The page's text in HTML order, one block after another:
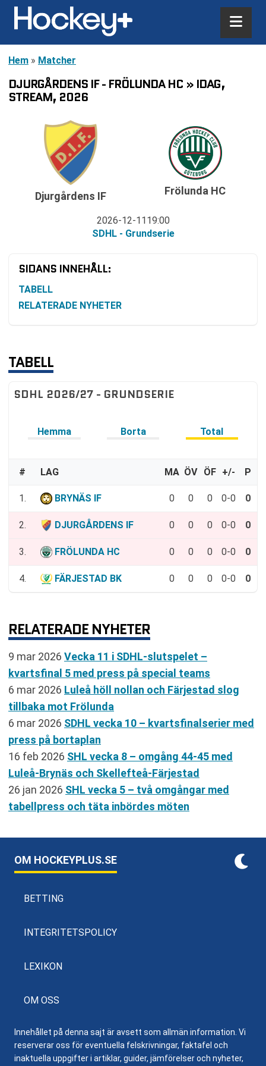
Hem » Matcher
DJURGÅRDENS IF - FRÖLUNDA HC » IDAG,
STREAM, 2026
Djurgårdens IF
2026-12-1119:00
SDHL - Grundserie
Frölunda HC
SIDANS INNEHÅLL:
TABELL
RELATERADE NYHETER
TABELL
SDHL 2026/27 - GRUNDSERIE
Hemma Borta Total
# LAG MA ÖV ÖF +/- P
1. BRYNÄS IF 0 0 0 0-0 0
2. DJURGÅRDENS IF 0 0 0 0-0 0
3. FRÖLUNDA HC 0 0 0 0-0 0
4. FÄRJESTAD BK 0 0 0 0-0 0
RELATERADE NYHETER
9 mar 2026 Vecka 11 i SDHL-slutspelet –
kvartsfinal 5 med press på special teams
6 mar 2026 Luleå höll nollan och Färjestad slog
tillbaka mot Frölunda
6 mar 2026 SDHL vecka 10 – kvartsfinalserier med
press på bortaplan
16 feb 2026 SHL vecka 8 – omgång 44-45 med
Luleå-Brynäs och Skellefteå-Färjestad
26 jan 2026 SHL vecka 5 – två omgångar med
tabellpress och täta inbördes möten
OM HOCKEYPLUS.SE
BETTING
INTEGRITETSPOLICY
LEXIKON
OM OSS
Innehållet på denna sajt är avsett som allmän information. Vi
reserverar oss för eventuella felskrivningar, faktafel och
inaktuella uppgifter i artiklar, guider, jämförelser och nyheter,